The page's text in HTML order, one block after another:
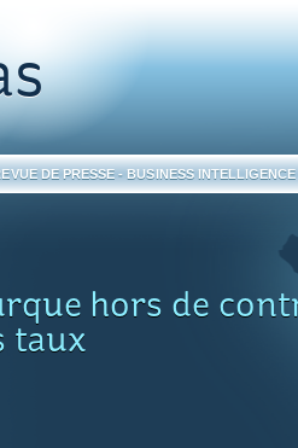
DE PRESSE - BUSINESS INTELLIGENCE
hors de
taux